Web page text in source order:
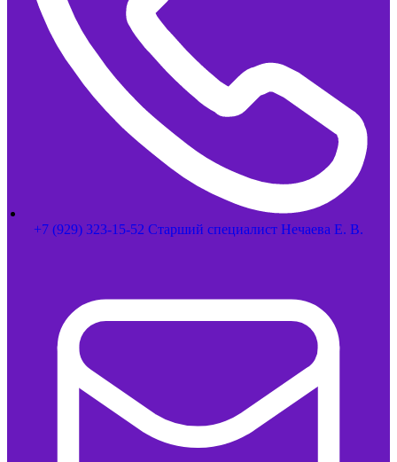
+7 (929) 323-15-52 Старший специалист Нечаева Е. В.